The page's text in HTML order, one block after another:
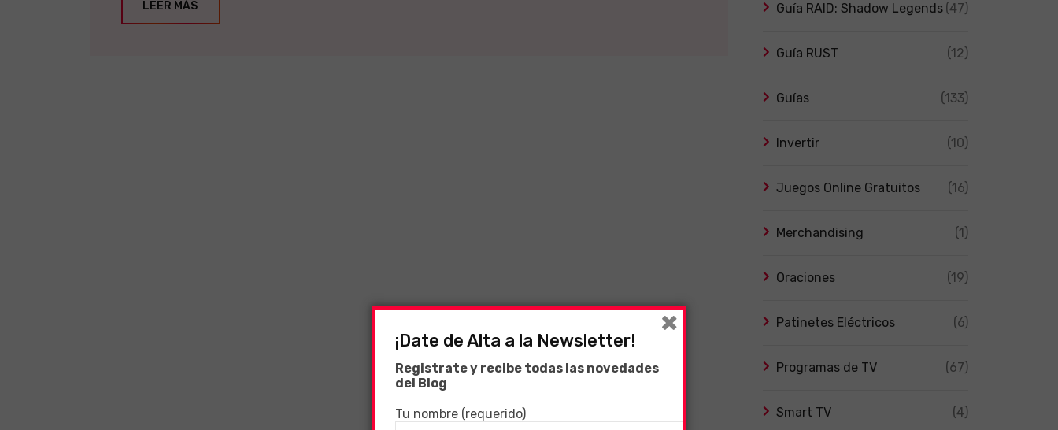
LEER MÁS Guía RAID: Shadow Legends (47)
Guía RUST (12)
Guías (133)
Invertir (10)
Juegos Online Gratuitos (16)
Merchandising (1)
Oraciones (19)
Patinetes Eléctricos (6)
Programas de TV (67)
Smart TV (4)
¡Date de Alta a la Newsletter!
Registrate y recibe todas las novedades
del Blog
Tu nombre (requerido)
×